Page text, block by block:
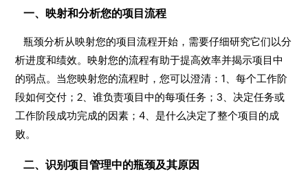
一、映射和分析您的项目流程
瓶颈分析从映射您的项目流程开始，需要仔细研究它们以分
析进度和绩效。映射您的流程有助于提高效率并揭示项目中
的弱点。当您映射您的流程时，您可以澄清：1、每个工作阶
段如何交付；2、谁负责项目中的每项任务；3、决定任务或
工作阶段成功完成的因素；4、是什么决定了整个项目的成
败。
二、识别项目管理中的瓶颈及其原因